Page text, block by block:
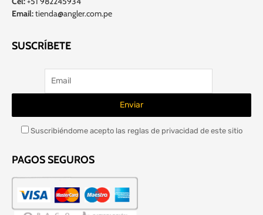
Email:tienda@angler.com.pe
SUSCRÍBETE
Suscribiéndome acepto las reglas de privacidad de este sitio
PAGOS SEGUROS